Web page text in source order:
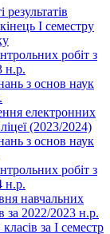
І семестру
робіт з
н.р.
з основ наук
електронних
(2023/2024)
з основ наук
робіт з
н.р.
навчальних
за 2022/2023 н.р.
за І семестр